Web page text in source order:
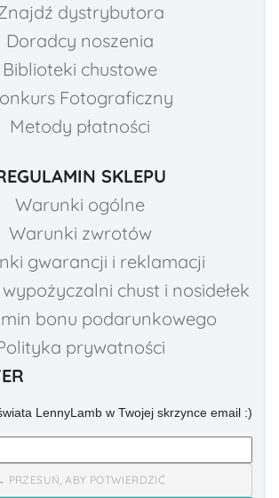
dystrybutora
Doradcy noszenia
Biblioteki chustowe
Fotograficzny
Metody płatności
SKLEPU
Warunki ogólne
Warunki zwrotów
gwarancji i reklamacji
chust i nosidełek
bonu podarunkowego
prywatności
LennyLamb w Twojej skrzynce email :)
PRZESUŃ, ABY POTWIERDZIĆ